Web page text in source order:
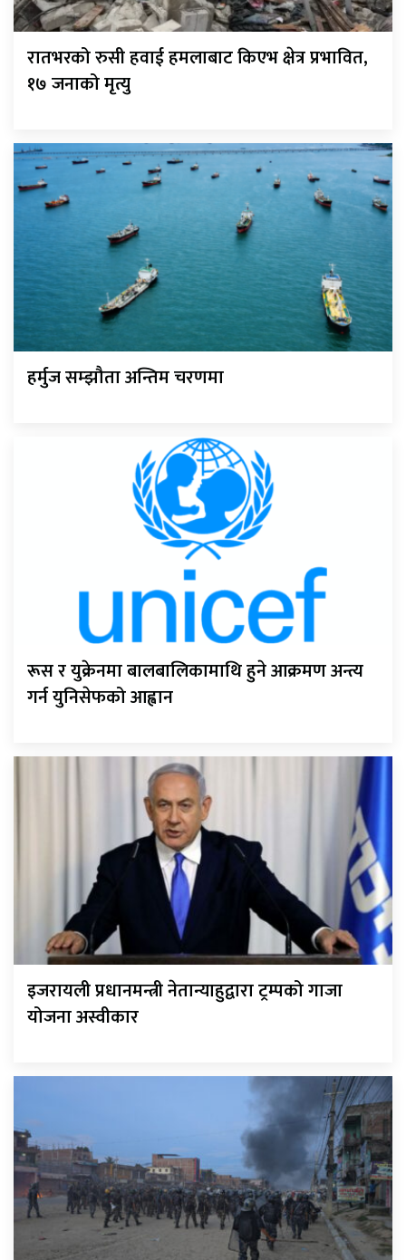
रातभरको रुसी हवाई हमलाबाट किएभ क्षेत्र प्रभावित,
१७ जनाको मृत्यु
हर्मुज सम्झौता अन्तिम चरणमा
रूस र युक्रेनमा बालबालिकामाथि हुने आक्रमण अन्त्य
गर्न युनिसेफको आह्वान
इजरायली प्रधानमन्त्री नेतान्याहुद्वारा ट्रम्पको गाजा
योजना अस्वीकार